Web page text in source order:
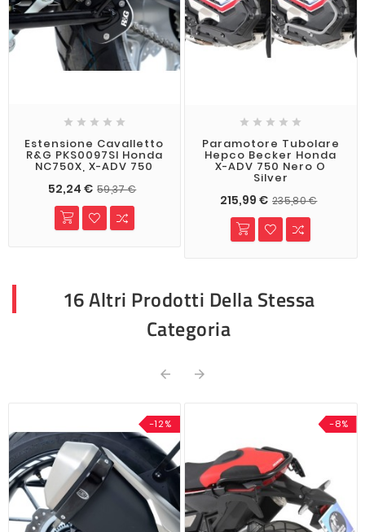
    
Estensione Cavalletto
R&G PKS0097SI Honda
NC750X, X-ADV 750
52,24 € 59,37 €
    
Paramotore Tubolare
Hepco Becker Honda
X-ADV 750 Nero O
Silver
215,99 € 235,80 €
16 Altri Prodotti Della Stessa
Categoria
 
-12% -8%